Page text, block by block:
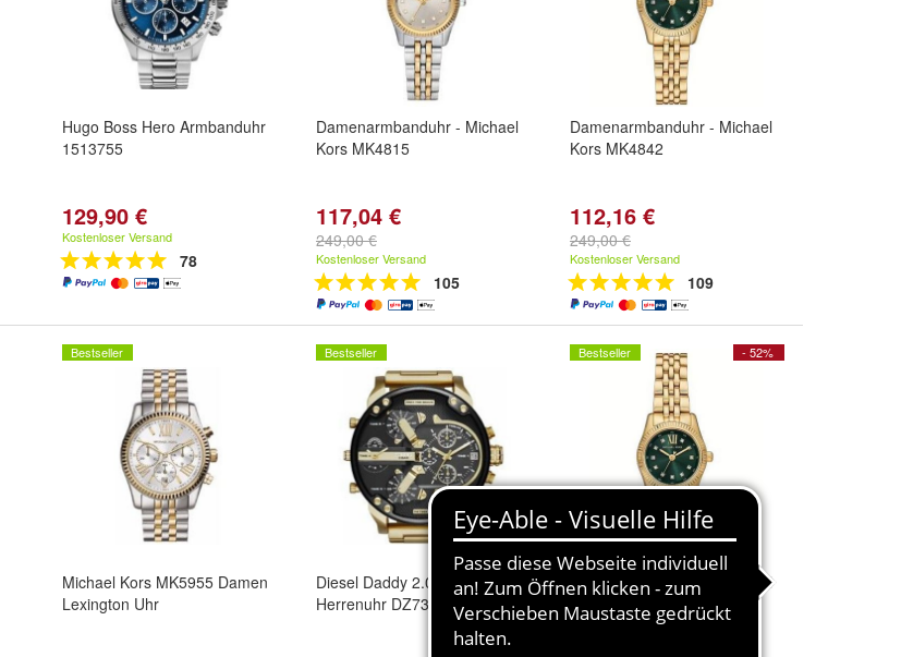
Hugo Boss Hero Armbanduhr
1513755
129,90 €
Kostenloser Versand
78
Damenarmbanduhr - Michael
Kors MK4815
117,04 €
249,00 €
Kostenloser Versand
105
Damenarmbanduhr - Michael
Kors MK4842
112,16 €
249,00 €
Kostenloser Versand
109
Bestseller
Michael Kors MK5955 Damen
Lexington Uhr
Bestseller
Diesel Daddy 2.0 Chronograph
Herrenuhr DZ7333
- 52%
Bestseller
Damenarmbanduhr - Michael
Kors MK4842